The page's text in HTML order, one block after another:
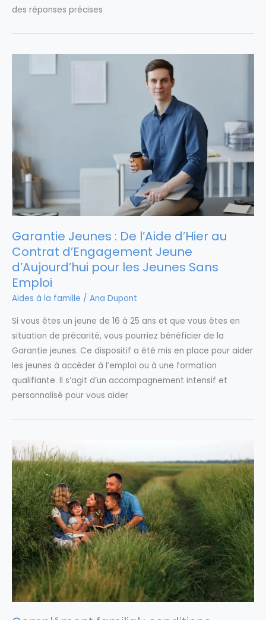
des réponses précises
Garantie Jeunes : De l’Aide d’Hier au
Contrat d’Engagement Jeune
d’Aujourd’hui pour les Jeunes Sans
Emploi
Aides à la famille / Ana Dupont
Si vous êtes un jeune de 16 à 25 ans et que vous êtes en
situation de précarité, vous pourriez bénéficier de la
Garantie jeunes. Ce dispositif a été mis en place pour aider
les jeunes à accéder à l’emploi ou à une formation
qualifiante. Il s’agit d’un accompagnement intensif et
personnalisé pour vous aider